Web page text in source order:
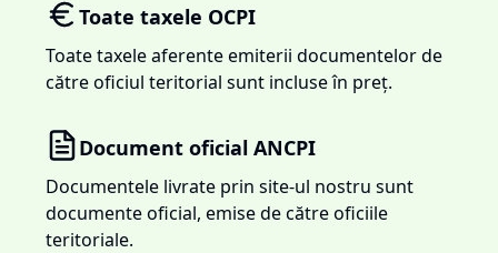
Toate taxele OCPI
Toate taxele aferente emiterii documentelor de
către oficiul teritorial sunt incluse în preț.
Document oficial ANCPI
Documentele livrate prin site-ul nostru sunt
documente oficial, emise de către oficiile
teritoriale.